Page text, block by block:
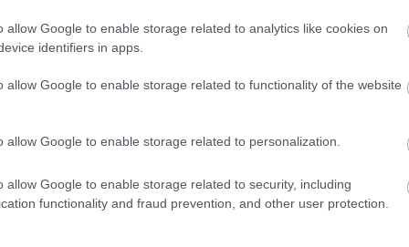
allow Google to enable storage related to analytics like cookies on
identifiers in apps.
allow Google to enable storage related to functionality of the website
allow Google to enable storage related to personalization.
allow Google to enable storage related to security, including
functionality and fraud prevention, and other user protection.
nem kerül visszafizetésre.
el, a fesztiválon a díjakról háromfős szakmai